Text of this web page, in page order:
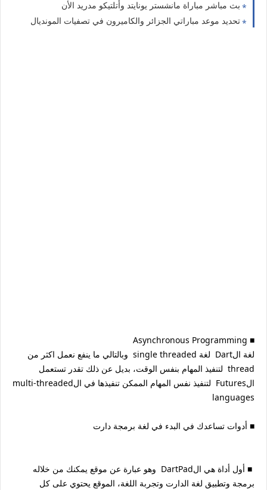
بث مباشر مباراة مانشستر يونايتد وأتلتيكو مدريد الأن
تحديد موعد مباراتي الجزائر والكاميرون في تصفيات المونديال
‏■ Asynchronous Programming
لغة الDart لغة single threaded وبالتالي ما ينفع نعمل اكثر من
thread لتنفيذ المهام بنفس الوقت، بديل عن ذلك تقدر تستعمل
الFutures لتنفيذ نفس المهام الممكن تنفيذها في الmulti-threaded
languages
‏■ أدوات تساعدك في البدء في لغة برمجة دارت
‏■ أول أداة هي الDartPad وهو عبارة عن موقع يمكنك من خلاله
برمجة وتطبيق لغة الدارت وتجربة اللغة، الموقع يحتوي على كل